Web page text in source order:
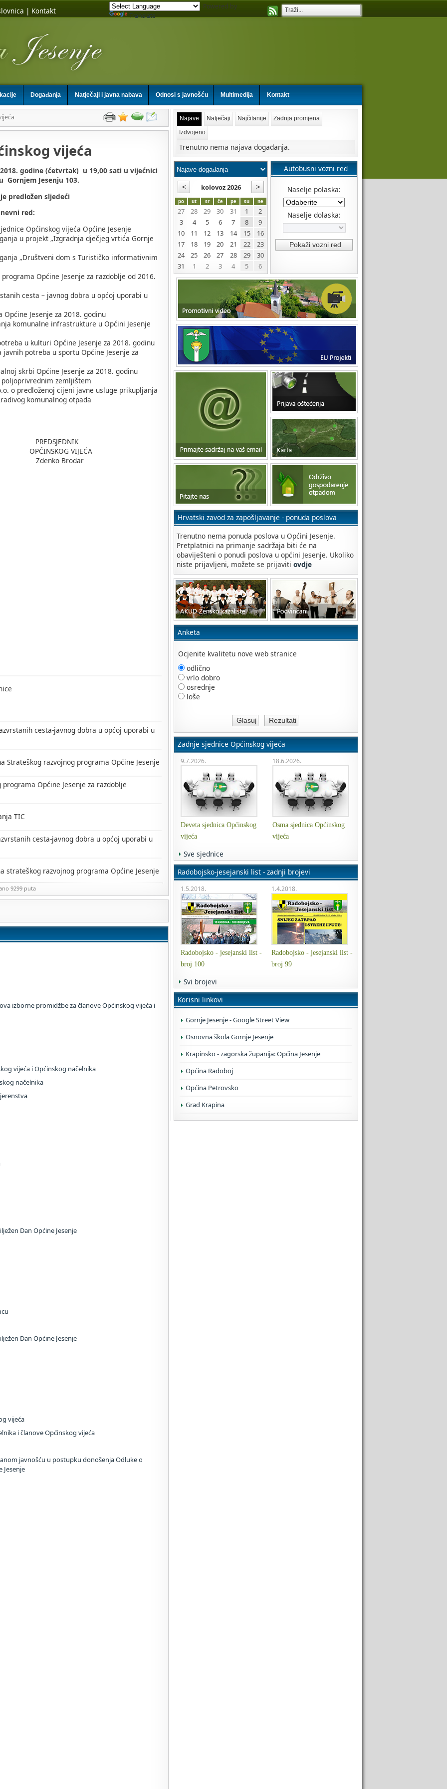
| Kontakt
Powered by
Translate
Događanja Natječaji i javna nabava Odnosi s javnošću Multimedija Kontakt
vijeća
godine (ćetvrtak) u 19,00 sati u vijećnici
Gornjem Jesenju 103.
predložen sljedeći
red:
Općinskog vijeća Općine Jesenje
u projekt „Izgradnja dječjeg vrtića Gornje
„Društveni dom s Turističko informativnim
Općine Jesenje za razdoblje od 2016.
cesta – javnog dobra u općoj uporabi u
Jesenje za 2018. godinu
komunalne infrastrukture u Općini Jesenje
u kulturi Općine Jesenje za 2018. godinu
potreba u sportu Općine Jesenje za
skrbi Općine Jesenje za 2018. godinu
poljoprivrednim zemljištem
o predloženoj cijeni javne usluge prikupljanja
komunalnog otpada
VIJEĆA
Brodar
cesta-javnog dobra u općoj uporabi u
Strateškog razvojnog programa Općine Jesenje
Općine Jesenje za razdoblje
TIC
cesta-javnog dobra u općoj uporabi u
strateškog razvojnog programa Općine Jesenje
9299 puta
izborne promidžbe za članove Općinskog vijeća i
vijeća i Općinskog načelnika
načelnika
Dan Općine Jesenje
Dan Općine Jesenje
vijeća
i članove Općinskog vijeća
javnošću u postupku donošenja Odluke o
Jesenje
Najave Natječaji Najčitanije
Zadnja promjena
Izdvojeno
Trenutno nema najava događanja.
kolovoz 2026
po ut sr če pe su ne
27 28 29 30 31 1
2
3
4 5 6 7 8
9
10
11 12 13 14 15
16
17
18 19 20 21 22
23
24
25 26 27 28 29
30
31
1 2 3 4 5 6
Autobusni vozni red
Naselje polaska:
Naselje dolaska:
Hrvatski zavod za zapošljavanje - ponuda poslova
Trenutno nema ponuda poslova u Općini Jesenje.
Pretplatnici na primanje sadržaja biti će na
obaviješteni o ponudi poslova u općini Jesenje. Ukoliko
niste prijavljeni, možete se prijaviti ovdje
Anketa
Ocjenite kvalitetu nove web stranice
odlično
vrlo dobro
osrednje
loše
Zadnje sjednice Općinskog vijeća
9.7.2026.
Deveta sjednica Općinskog
vijeća
18.6.2026.
Osma sjednica Općinskog
vijeća
Sve sjednice
Radobojsko-jesejanski list - zadnji brojevi
1.5.2018.
Radobojsko - jesejanski list -
broj 100
1.4.2018.
Radobojsko - jesejanski list -
broj 99
Svi brojevi
Korisni linkovi
Gornje Jesenje - Google Street View
Osnovna škola Gornje Jesenje
Krapinsko - zagorska županija: Općina Jesenje
Općina Radoboj
Općina Petrovsko
Grad Krapina